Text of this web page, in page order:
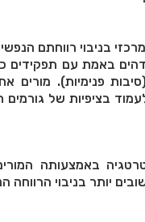
בניבוי רווחתם
באמת עם תפקידים
פנימיות). מורים
בציפיות של גורמים
באמצעותה
יותר בניבוי הרווחה